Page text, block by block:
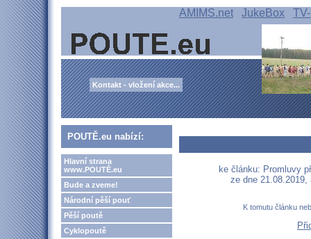
AMIMS.net JukeBox
Kontakt - vložení akce...
POUTĚ.eu nabízí:
Hlavní strana
www.POUTĚ.eu
Bude a zveme!
Národní pěší pouť
Pěší poutě
Cyklopoutě
ke článku: Promluvy
ze dne
K tomutu článku